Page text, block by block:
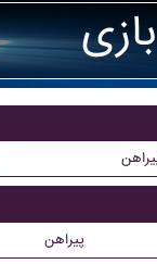
پیراهن